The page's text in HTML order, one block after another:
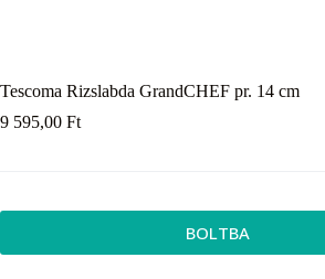
Tescoma Rizslabda GrandCHEF pr. 14 cm
9 595,00 Ft
BOLTBA